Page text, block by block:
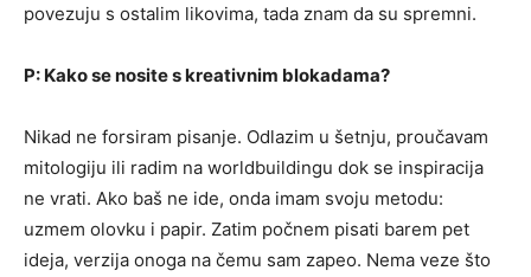
povezuju s ostalim likovima, tada znam da su spremni.
P: Kako se nosite s kreativnim blokadama?
Nikad ne forsiram pisanje. Odlazim u šetnju, proučavam
mitologiju ili radim na worldbuildingu dok se inspiracija
ne vrati. Ako baš ne ide, onda imam svoju metodu:
uzmem olovku i papir. Zatim počnem pisati barem pet
ideja, verzija onoga na čemu sam zapeo. Nema veze što